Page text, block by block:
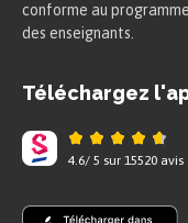
conforme au
des enseignants.
Téléchargez
4.6/ 5 sur 15520 avis